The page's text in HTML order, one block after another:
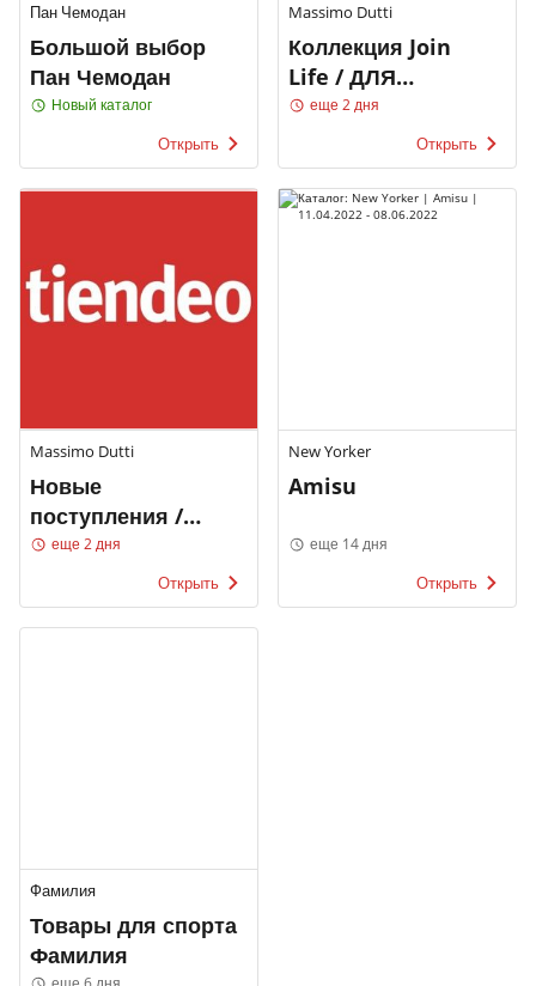
Пан Чемодан
Большой выбор
Пан Чемодан
Новый каталог
Открыть
Massimo Dutti
Коллекция Join
Life / ДЛЯ
МУЖЧИН
еще 2 дня
Открыть
Massimo Dutti
Новые
поступления /
МУЖЧИНЫ
еще 2 дня
Открыть
New Yorker
Amisu
еще 14 дня
Открыть
Фамилия
Товары для спорта
Фамилия